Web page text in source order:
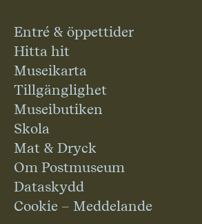
Entré & öppettider
Hitta hit
Museikarta
Tillgänglighet
Museibutiken
Skola
Mat & Dryck
Om Postmuseum
Dataskydd
Cookie – Meddelande